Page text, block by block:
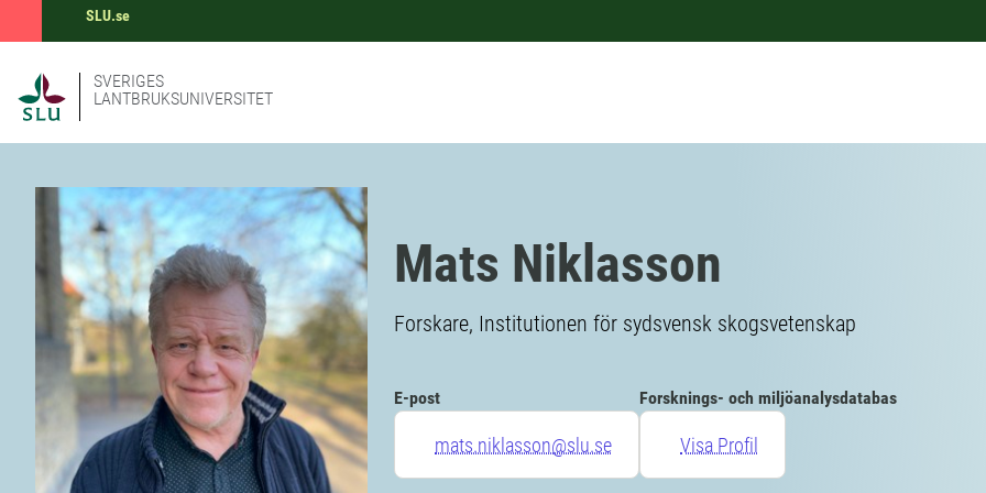
SLU.se
SVERIGES
LANTBRUKSUNIVERSITET
Mats Niklasson
Forskare, Institutionen för sydsvensk skogsvetenskap
E-post
mats.niklasson@slu.se
Forsknings- och miljöanalysdatabas
Visa Profil